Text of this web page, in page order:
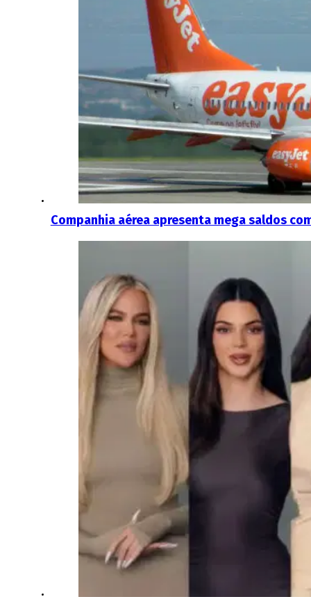
Companhia aérea apresenta mega saldos